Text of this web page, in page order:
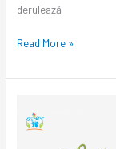
derulează
Read More »
atelierelor